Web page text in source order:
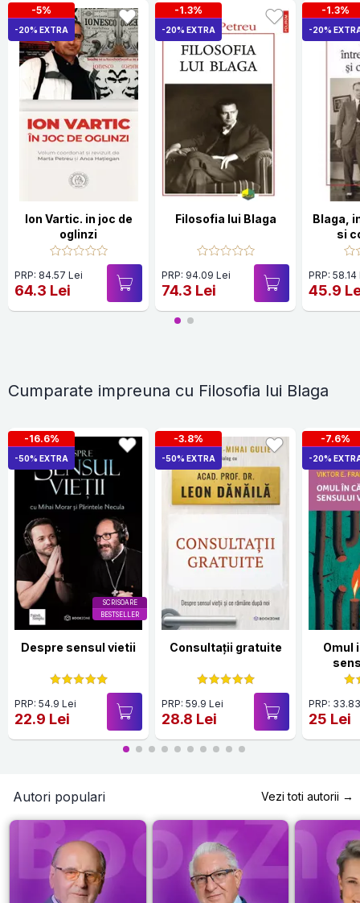
-5%
-20% EXTRA
Ion Vartic. in joc de
oglinzi
PRP: 84.57 Lei
64.3 Lei
-1.3%
-20% EXTRA
Filosofia lui Blaga
PRP: 94.09 Lei
74.3 Lei
-1.3%
-20%
Blaga,
si
PRP:
45.9
Cumparate impreuna cu Filosofia lui Blaga
SCRISOARE
BESTSELLER
-16.6%
-50% EXTRA
Despre sensul vietii
PRP: 54.9 Lei
22.9 Lei
-3.8%
-50% EXTRA
Consultații gratuite
PRP: 59.9 Lei
28.8 Lei
-7.6%
-20%
Omul
PRP:
25 Lei
Autori populari Vezi toti autorii →